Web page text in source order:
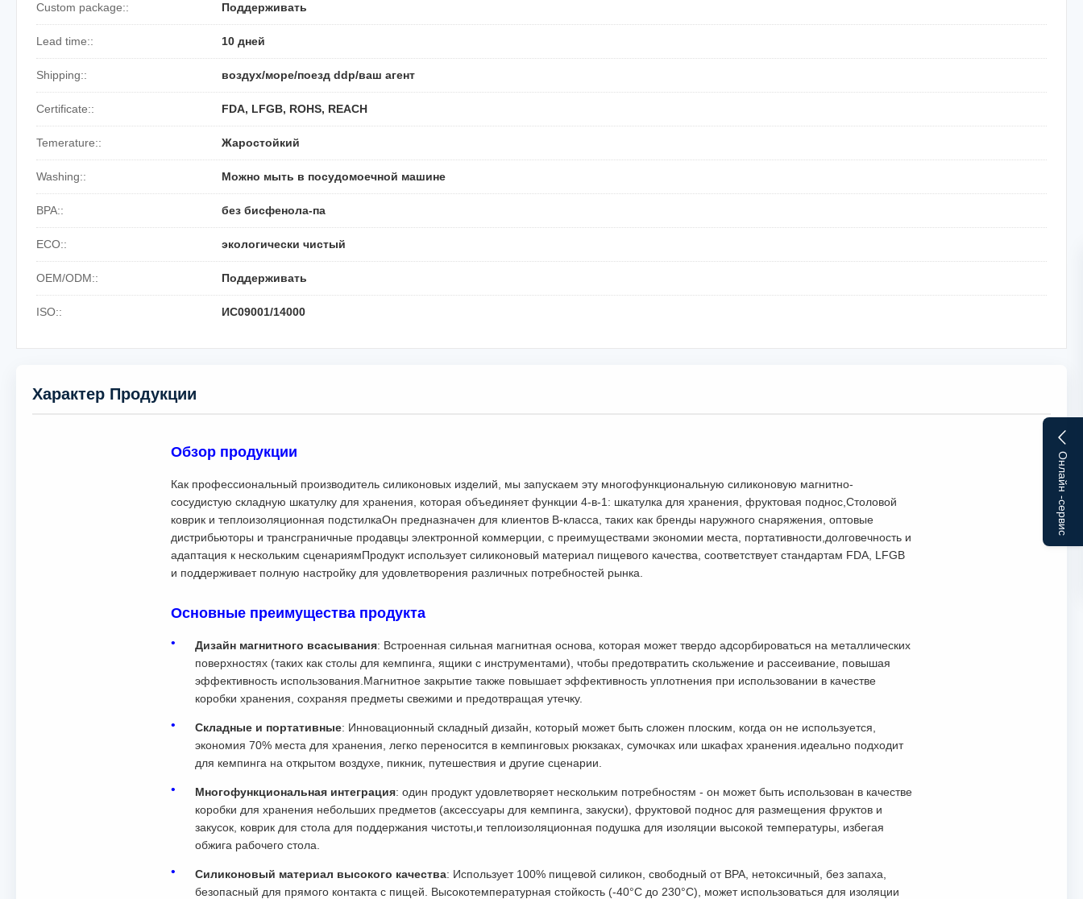
Онлайн -сервис
Custom package:: Поддерживать
Lead time:: 10 дней
Shipping:: воздух/море/поезд ddp/ваш агент
Certificate:: FDA, LFGB, ROHS, REACH
Temerature:: Жаростойкий
Washing:: Можно мыть в посудомоечной машине
BPA:: без бисфенола-па
ECO:: экологически чистый
OEM/ODM:: Поддерживать
ISO:: ИС09001/14000
Характер Продукции
Обзор продукции
Как профессиональный производитель силиконовых изделий, мы запускаем эту многофункциональную силиконовую магнитно-
сосудистую складную шкатулку для хранения, которая объединяет функции 4-в-1: шкатулка для хранения, фруктовая поднос,Столовой
коврик и теплоизоляционная подстилкаОн предназначен для клиентов B-класса, таких как бренды наружного снаряжения, оптовые
дистрибьюторы и трансграничные продавцы электронной коммерции, с преимуществами экономии места, портативности,долговечность и
адаптация к нескольким сценариямПродукт использует силиконовый материал пищевого качества, соответствует стандартам FDA, LFGB
и поддерживает полную настройку для удовлетворения различных потребностей рынка.
Основные преимущества продукта
Дизайн магнитного всасывания: Встроенная сильная магнитная основа, которая может твердо адсорбироваться на металлических
поверхностях (таких как столы для кемпинга, ящики с инструментами), чтобы предотвратить скольжение и рассеивание, повышая
эффективность использования.Магнитное закрытие также повышает эффективность уплотнения при использовании в качестве
коробки хранения, сохраняя предметы свежими и предотвращая утечку.
Складные и портативные: Инновационный складный дизайн, который может быть сложен плоским, когда он не используется,
экономия 70% места для хранения, легко переносится в кемпинговых рюкзаках, сумочках или шкафах хранения.идеально подходит
для кемпинга на открытом воздухе, пикник, путешествия и другие сценарии.
Многофункциональная интеграция: один продукт удовлетворяет нескольким потребностям - он может быть использован в качестве
коробки для хранения небольших предметов (аксессуары для кемпинга, закуски), фруктовой поднос для размещения фруктов и
закусок, коврик для стола для поддержания чистоты,и теплоизоляционная подушка для изоляции высокой температуры, избегая
обжига рабочего стола.
Силиконовый материал высокого качества: Использует 100% пищевой силикон, свободный от BPA, нетоксичный, без запаха,
безопасный для прямого контакта с пищей. Высокотемпературная стойкость (-40°C до 230°C), может использоваться для изоляции